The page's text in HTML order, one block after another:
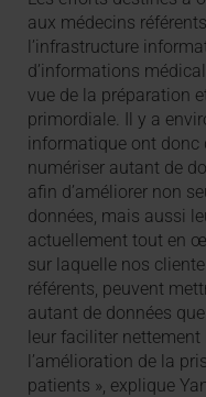
aux médecins
l’infrastructure
d’informations
vue de la préparation
primordiale. Il y a
informatique ont donc
numériser autant de
afin d’améliorer non
données, mais aussi
actuellement tout en
sur laquelle nos
référents, peuvent
autant de données
leur faciliter nettement
l’amélioration de la
patients », explique